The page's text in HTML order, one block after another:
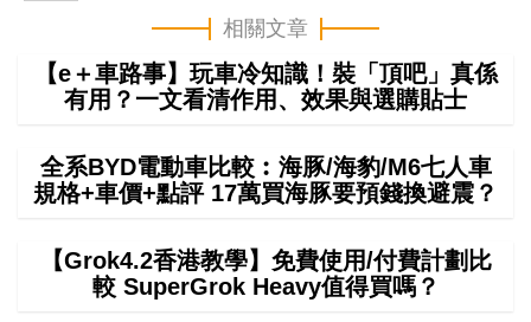
相關文章
【e＋車路事】玩車冷知識！裝「頂吧」真係
有用？一文看清作用、效果與選購貼士
全系BYD電動車比較︰海豚/海豹/M6七人車
規格+車價+點評 17萬買海豚要預錢換避震？
【Grok4.2香港教學】免費使用/付費計劃比
較 SuperGrok Heavy值得買嗎？